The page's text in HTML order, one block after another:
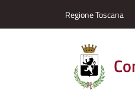
Regione Toscana